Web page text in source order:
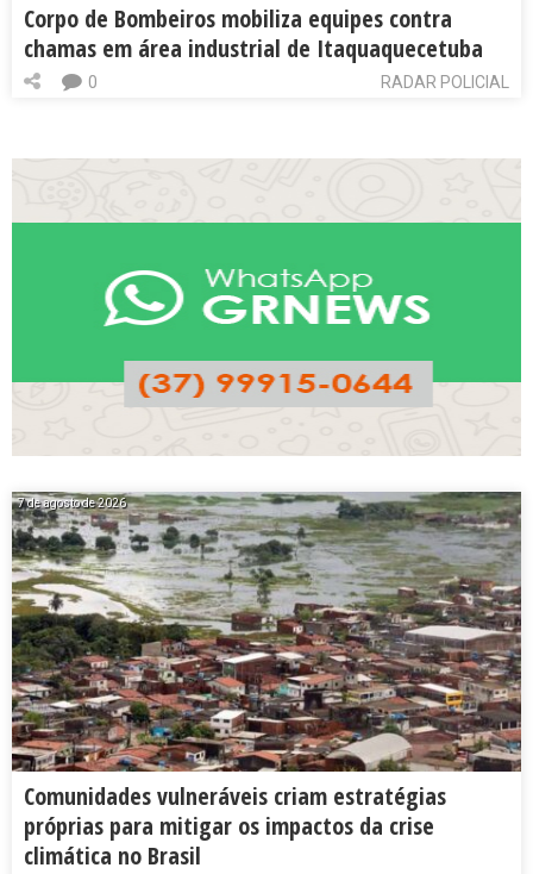
Corpo de Bombeiros mobiliza equipes contra
chamas em área industrial de Itaquaquecetuba
RADAR POLICIAL
0
7 de agosto de 2026
Comunidades vulneráveis criam estratégias
próprias para mitigar os impactos da crise
climática no Brasil